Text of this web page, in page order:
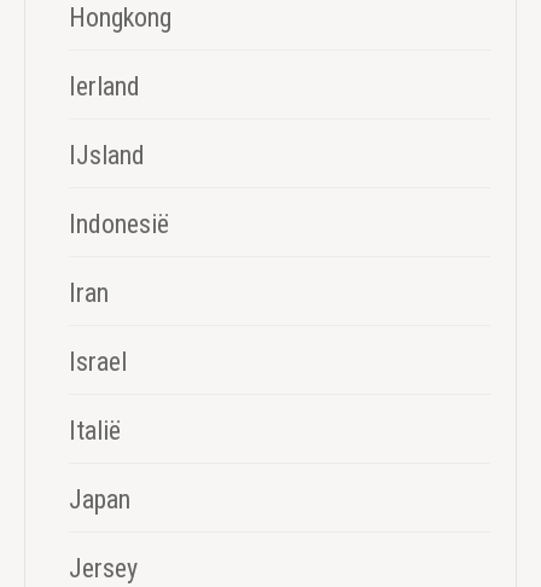
Hongkong
Ierland
IJsland
Indonesië
Iran
Israel
Italië
Japan
Jersey